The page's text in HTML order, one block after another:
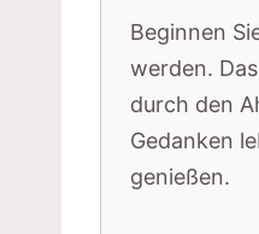
Beginnen
werden.
durch den
Gedanken
genießen.